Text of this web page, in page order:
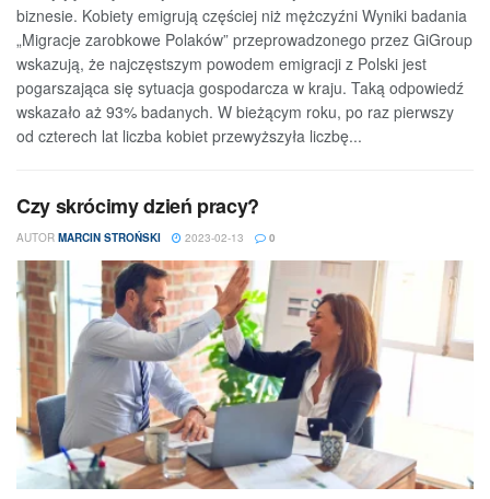
biznesie. Kobiety emigrują częściej niż mężczyźni Wyniki badania
„Migracje zarobkowe Polaków” przeprowadzonego przez GiGroup
wskazują, że najczęstszym powodem emigracji z Polski jest
pogarszająca się sytuacja gospodarcza w kraju. Taką odpowiedź
wskazało aż 93% badanych. W bieżącym roku, po raz pierwszy
od czterech lat liczba kobiet przewyższyła liczbę...
Czy skrócimy dzień pracy?
AUTOR MARCIN STROŃSKI 2023-02-13 0